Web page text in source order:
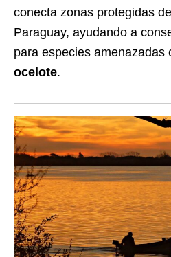
conecta zonas protegidas
Paraguay, ayudando a
para especies amenazadas
ocelote.